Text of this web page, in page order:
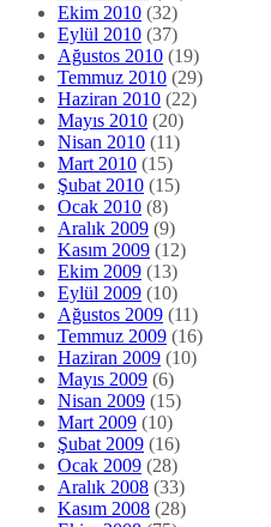
Ekim 2010 (32)
Eylül 2010 (37)
Ağustos 2010 (19)
Temmuz 2010 (29)
Haziran 2010 (22)
Mayıs 2010 (20)
Nisan 2010 (11)
Mart 2010 (15)
Şubat 2010 (15)
Ocak 2010 (8)
Aralık 2009 (9)
Kasım 2009 (12)
Ekim 2009 (13)
Eylül 2009 (10)
Ağustos 2009 (11)
Temmuz 2009 (16)
Haziran 2009 (10)
Mayıs 2009 (6)
Nisan 2009 (15)
Mart 2009 (10)
Şubat 2009 (16)
Ocak 2009 (28)
Aralık 2008 (33)
Kasım 2008 (28)